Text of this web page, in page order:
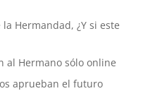
Hermandad, ¿Y si este
al Hermano sólo online
aprueban el futuro